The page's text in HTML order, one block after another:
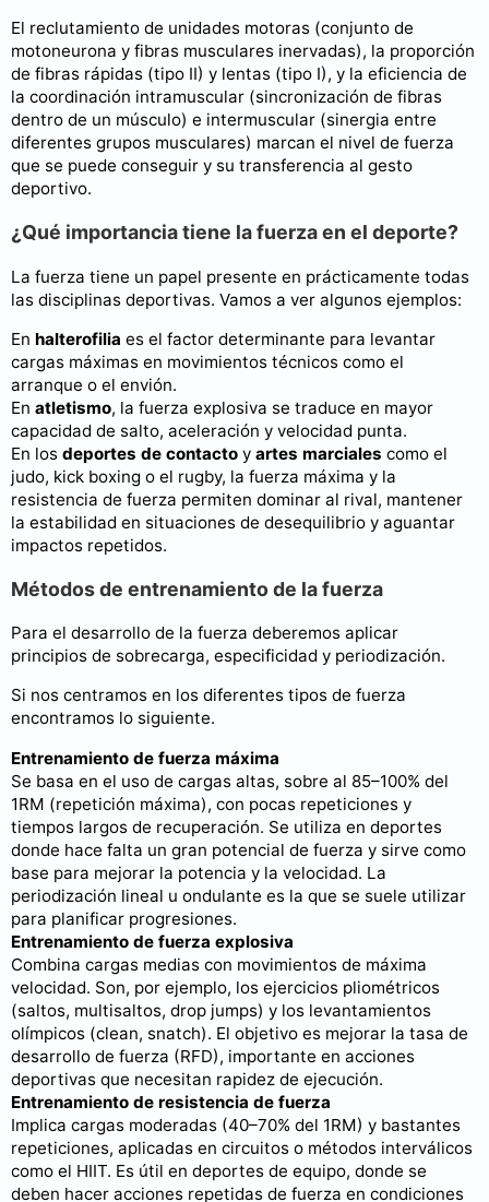
El reclutamiento de unidades motoras (conjunto de
motoneurona y fibras musculares inervadas), la proporción
de fibras rápidas (tipo II) y lentas (tipo I), y la eficiencia de
la coordinación intramuscular (sincronización de fibras
dentro de un músculo) e intermuscular (sinergia entre
diferentes grupos musculares) marcan el nivel de fuerza
que se puede conseguir y su transferencia al gesto
deportivo.
¿Qué importancia tiene la fuerza en el deporte?
La fuerza tiene un papel presente en prácticamente todas
las disciplinas deportivas. Vamos a ver algunos ejemplos:
En halterofilia es el factor determinante para levantar
cargas máximas en movimientos técnicos como el
arranque o el envión.
En atletismo, la fuerza explosiva se traduce en mayor
capacidad de salto, aceleración y velocidad punta.
En los deportes de contacto y artes marciales como el
judo, kick boxing o el rugby, la fuerza máxima y la
resistencia de fuerza permiten dominar al rival, mantener
la estabilidad en situaciones de desequilibrio y aguantar
impactos repetidos.
Métodos de entrenamiento de la fuerza
Para el desarrollo de la fuerza deberemos aplicar
principios de sobrecarga, especificidad y periodización.
Si nos centramos en los diferentes tipos de fuerza
encontramos lo siguiente.
Entrenamiento de fuerza máxima
Se basa en el uso de cargas altas, sobre al 85–100% del
1RM (repetición máxima), con pocas repeticiones y
tiempos largos de recuperación. Se utiliza en deportes
donde hace falta un gran potencial de fuerza y sirve como
base para mejorar la potencia y la velocidad. La
periodización lineal u ondulante es la que se suele utilizar
para planificar progresiones.
Entrenamiento de fuerza explosiva
Combina cargas medias con movimientos de máxima
velocidad. Son, por ejemplo, los ejercicios pliométricos
(saltos, multisaltos, drop jumps) y los levantamientos
olímpicos (clean, snatch). El objetivo es mejorar la tasa de
desarrollo de fuerza (RFD), importante en acciones
deportivas que necesitan rapidez de ejecución.
Entrenamiento de resistencia de fuerza
Implica cargas moderadas (40–70% del 1RM) y bastantes
repeticiones, aplicadas en circuitos o métodos interválicos
como el HIIT. Es útil en deportes de equipo, donde se
deben hacer acciones repetidas de fuerza en condiciones